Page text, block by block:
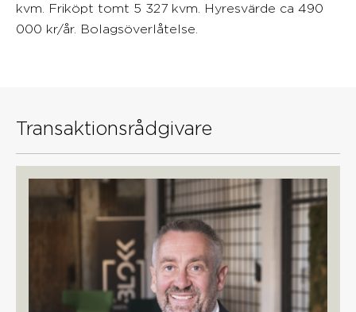
kvm. Friköpt tomt 5 327 kvm. Hyresvärde ca 490
000 kr/år. Bolagsöverlåtelse.
Transaktionsrådgivare